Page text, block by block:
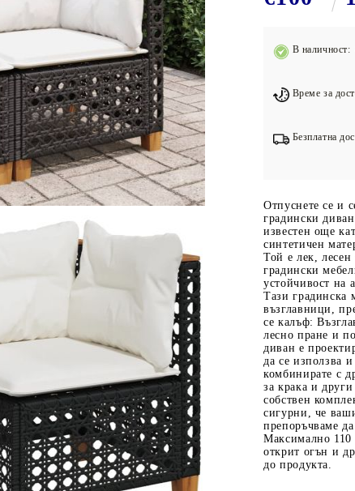
Подложки за фитнес уреди
Лостове за набиране
Силови кули
Йога и пилатес
В наличност:
Време за
Безплатна
Отпуснете се и
градински
известен още
синтетичен
Той е лек, лесен
градински
устойчивост на
Тази градинска
възглавници,
се калъф:
лесно пране и
диван е
да се използва
комбинирате с
за крака и
собствен
сигурни, че
препоръчваме
Максимално 110
открит огън и
до продукта.